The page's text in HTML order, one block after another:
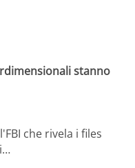
stanno
che rivela i files